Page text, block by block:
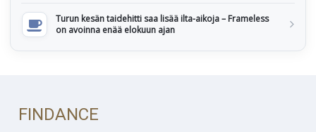
Turun kesän taidehitti saa lisää ilta-aikoja – Frameless
on avoinna enää elokuun ajan
FINDANCE